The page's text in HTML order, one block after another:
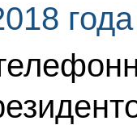
года